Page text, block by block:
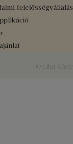
felelősségvállalás